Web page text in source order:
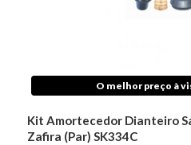
O melhor preço à
Kit Amortecedor Dianteiro
Zafira (Par) SK334C